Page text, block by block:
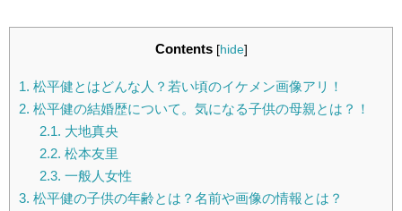
Contents [hide]
1. 松平健とはどんな人？若い頃のイケメン画像アリ！
2. 松平健の結婚歴について。気になる子供の母親とは？！
2.1. 大地真央
2.2. 松本友里
2.3. 一般人女性
3. 松平健の子供の年齢とは？名前や画像の情報とは？